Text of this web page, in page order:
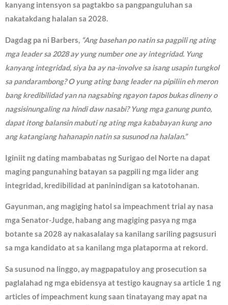
kanyang intensyon sa pagtakbo sa pangpanguluhan sa
nakatakdang halalan sa 2028.
Dagdag pa ni Barbers, “Ang basehan po natin sa pagpili ng ating
mga leader sa 2028 ay yung number one ay integridad. Yung
kanyang integridad, siya ba ay na-involve sa isang usapin tungkol
sa pandarambong? O yung ating bang leader na pipiliin eh meron
bang kredibilidad yan na nagsabing ngayon tapos bukas dineny o
nagsisinungaling na hindi daw nasabi? Yung mga ganung punto,
dapat itong balansin mabuti ng ating mga kababayan kung ano
ang katangiang hahanapin natin sa susunod na halalan.”
Iginiit ng dating mambabatas ng Surigao del Norte na dapat
maging pangunahing batayan sa pagpili ng mga lider ang
integridad, kredibilidad at paninindigan sa katotohanan.
Gayunman, ang magiging hatol sa impeachment trial ay nasa
mga Senator-Judge, habang ang magiging pasya ng mga
botante sa 2028 ay nakasalalay sa kanilang sariling pagsusuri
sa mga kandidato at sa kanilang mga plataporma at rekord.
Sa susunod na linggo, ay magpapatuloy ang prosecution sa
paglalahad ng mga ebidensya at testigo kaugnay sa article 1 ng
articles of impeachment kung saan tinatayang may apat na